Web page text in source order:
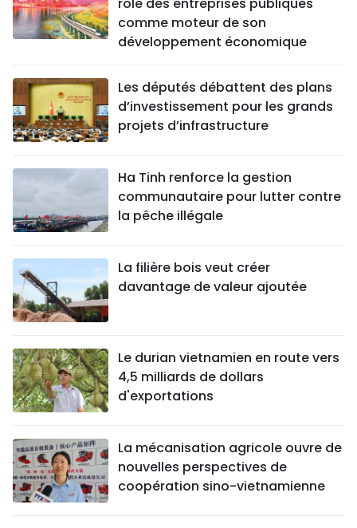
comme moteur de son
développement économique
Les députés débattent des plans
d’investissement pour les grands
projets d’infrastructure
Ha Tinh renforce la gestion
communautaire pour lutter contre
la pêche illégale
La filière bois veut créer
davantage de valeur ajoutée
Le durian vietnamien en route vers
4,5 milliards de dollars
d'exportations
La mécanisation agricole ouvre de
nouvelles perspectives de
coopération sino-vietnamienne